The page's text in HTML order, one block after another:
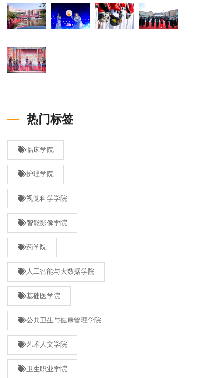
热门标签
临床学院
护理学院
视觉科学学院
智能影像学院
药学院
人工智能与大数据学院
基础医学院
公共卫生与健康管理学院
艺术人文学院
卫生职业学院